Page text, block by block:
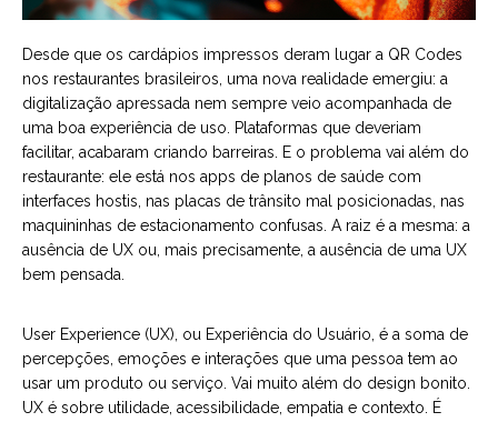
Desde que os cardápios impressos deram lugar a QR Codes
nos restaurantes brasileiros, uma nova realidade emergiu: a
digitalização apressada nem sempre veio acompanhada de
uma boa experiência de uso. Plataformas que deveriam
facilitar, acabaram criando barreiras. E o problema vai além do
restaurante: ele está nos apps de planos de saúde com
interfaces hostis, nas placas de trânsito mal posicionadas, nas
maquininhas de estacionamento confusas. A raiz é a mesma: a
ausência de UX ou, mais precisamente, a ausência de uma UX
bem pensada.
User Experience (UX), ou Experiência do Usuário, é a soma de
percepções, emoções e interações que uma pessoa tem ao
usar um produto ou serviço. Vai muito além do design bonito.
UX é sobre utilidade, acessibilidade, empatia e contexto. É